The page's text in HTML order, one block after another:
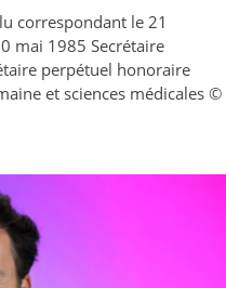
correspondant le 21
mai 1985 Secrétaire
perpétuel honoraire
et sciences médicales ©